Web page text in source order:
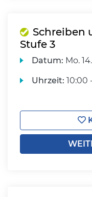
Schreiben
Stufe 3
Datum: Mo.
Uhrzeit: 10:00